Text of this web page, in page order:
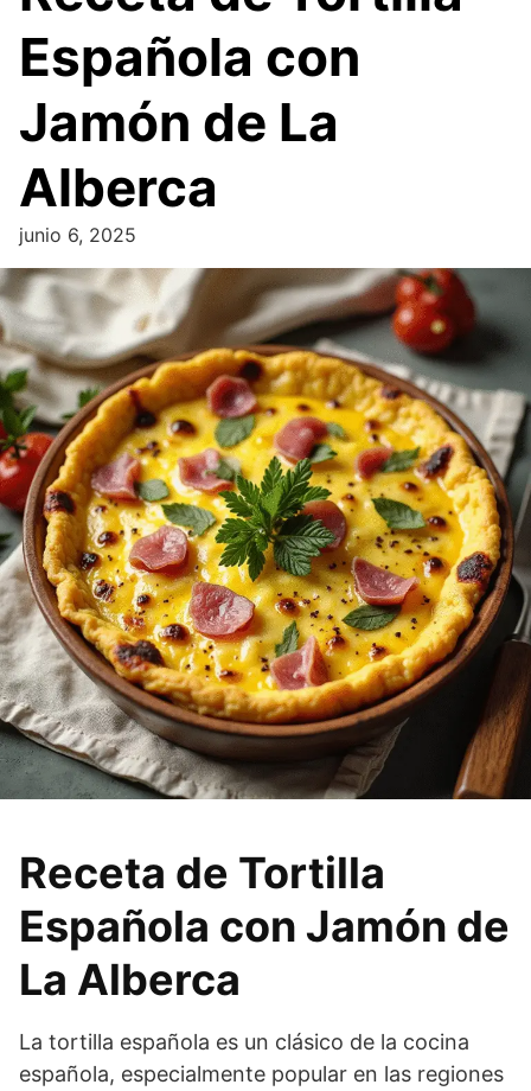
Española con
Jamón de La
Alberca
junio 6, 2025
Receta de Tortilla
Española con Jamón de
La Alberca
La tortilla española es un clásico de la cocina
española, especialmente popular en las regiones